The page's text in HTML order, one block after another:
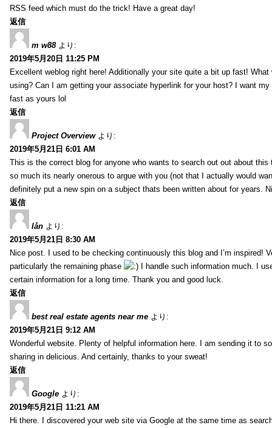
RSS feed which must do the trick! Have a great day!
返信
m w88 より:
2019年5月20日 11:25 PM
Excellent weblog right here! Additionally your site quite a bit up fast! What
using? Can I am getting your associate hyperlink for your host? I want
fast as yours lol
返信
Project Overview より:
2019年5月21日 6:01 AM
This is the correct blog for anyone who wants to search out out about this
so much its nearly onerous to argue with you (not that I actually would
definitely put a new spin on a subject thats been written about for years.
返信
lån より:
2019年5月21日 8:30 AM
Nice post. I used to be checking continuously this blog and I’m inspired!
particularly the remaining phase
I handle such information much. I
certain information for a long time. Thank you and good luck.
返信
best real estate agents near me より:
2019年5月21日 9:12 AM
Wonderful website. Plenty of helpful information here. I am sending it to
sharing in delicious. And certainly, thanks to your sweat!
返信
Google より:
2019年5月21日 11:21 AM
Hi there. I discovered your web site via Google at the same time as